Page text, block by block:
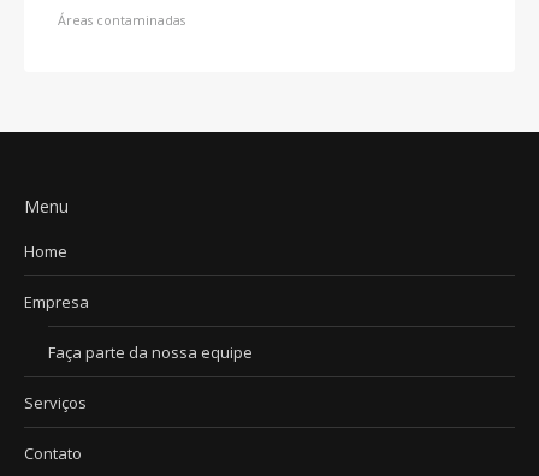
Áreas contaminadas
Menu
Home
Empresa
Faça parte da nossa equipe
Serviços
Contato